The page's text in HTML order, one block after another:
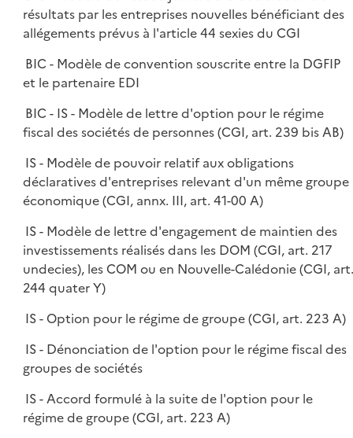
résultats par les entreprises nouvelles bénéficiant des
allégements prévus à l'article 44 sexies du CGI
BIC - Modèle de convention souscrite entre la DGFIP
et le partenaire EDI
BIC - IS - Modèle de lettre d'option pour le régime
fiscal des sociétés de personnes (CGI, art. 239 bis AB)
IS - Modèle de pouvoir relatif aux obligations
déclaratives d'entreprises relevant d'un même groupe
économique (CGI, annx. III, art. 41-00 A)
IS - Modèle de lettre d'engagement de maintien des
investissements réalisés dans les DOM (CGI, art. 217
undecies), les COM ou en Nouvelle-Calédonie (CGI, art.
244 quater Y)
IS - Option pour le régime de groupe (CGI, art. 223 A)
IS - Dénonciation de l'option pour le régime fiscal des
groupes de sociétés
IS - Accord formulé à la suite de l'option pour le
régime de groupe (CGI, art. 223 A)